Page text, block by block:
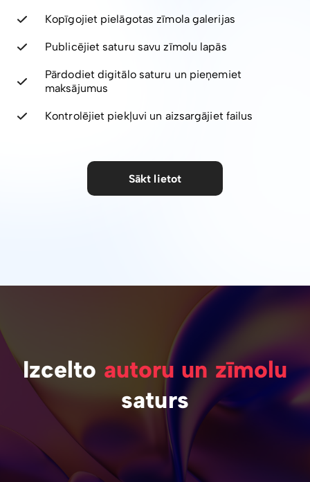
Kopīgojiet pielāgotas zīmola galerijas
Publicējiet saturu savu zīmolu lapās
Pārdodiet digitālo saturu un pieņemiet
maksājumus
Kontrolējiet piekļuvi un aizsargājiet failus
Sākt lietot
Izcelto autoru un zīmolu
saturs